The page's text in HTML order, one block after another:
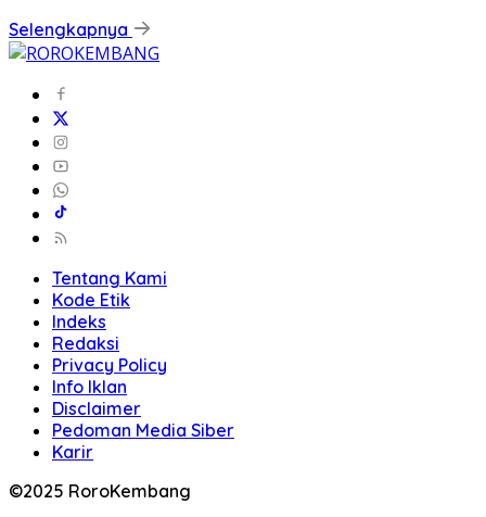
Selengkapnya
Tentang Kami
Kode Etik
Indeks
Redaksi
Privacy Policy
Info Iklan
Disclaimer
Pedoman Media Siber
Karir
©2025 RoroKembang